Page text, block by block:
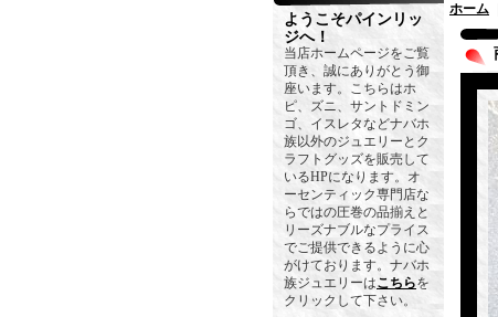
ようこそパインリッ
ジへ！
当店ホームページをご覧
頂き、誠にありがとう御
座います。こちらはホ
ピ、ズニ、サントドミン
ゴ、イスレタなどナバホ
族以外のジュエリーとク
ラフトグッズを販売して
いるHPになります。オ
ーセンティック専門店な
らではの圧巻の品揃えと
リーズナブルなプライス
でご提供できるように心
がけております。ナバホ
族ジュエリーはこちらを
クリックして下さい。
ホーム